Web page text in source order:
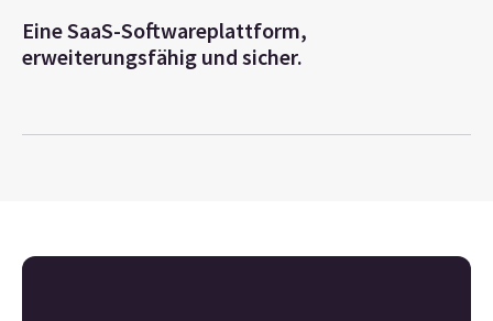
Eine SaaS-Softwareplattform,
erweiterungsfähig und sicher.